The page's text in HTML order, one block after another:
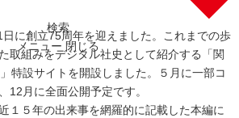
検索
メニュー 閉じる
に創立75周年を迎えました。これまでの歩
取組みをデジタル社史として紹介する「関
特設サイトを開設しました。５月に一部コ
12月に全面公開予定です。
１５年の出来事を網羅的に記載した本編に